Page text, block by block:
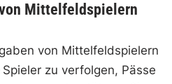
Mittelfeldspielern
von Mittelfeldspielern
zu verfolgen, Pässe